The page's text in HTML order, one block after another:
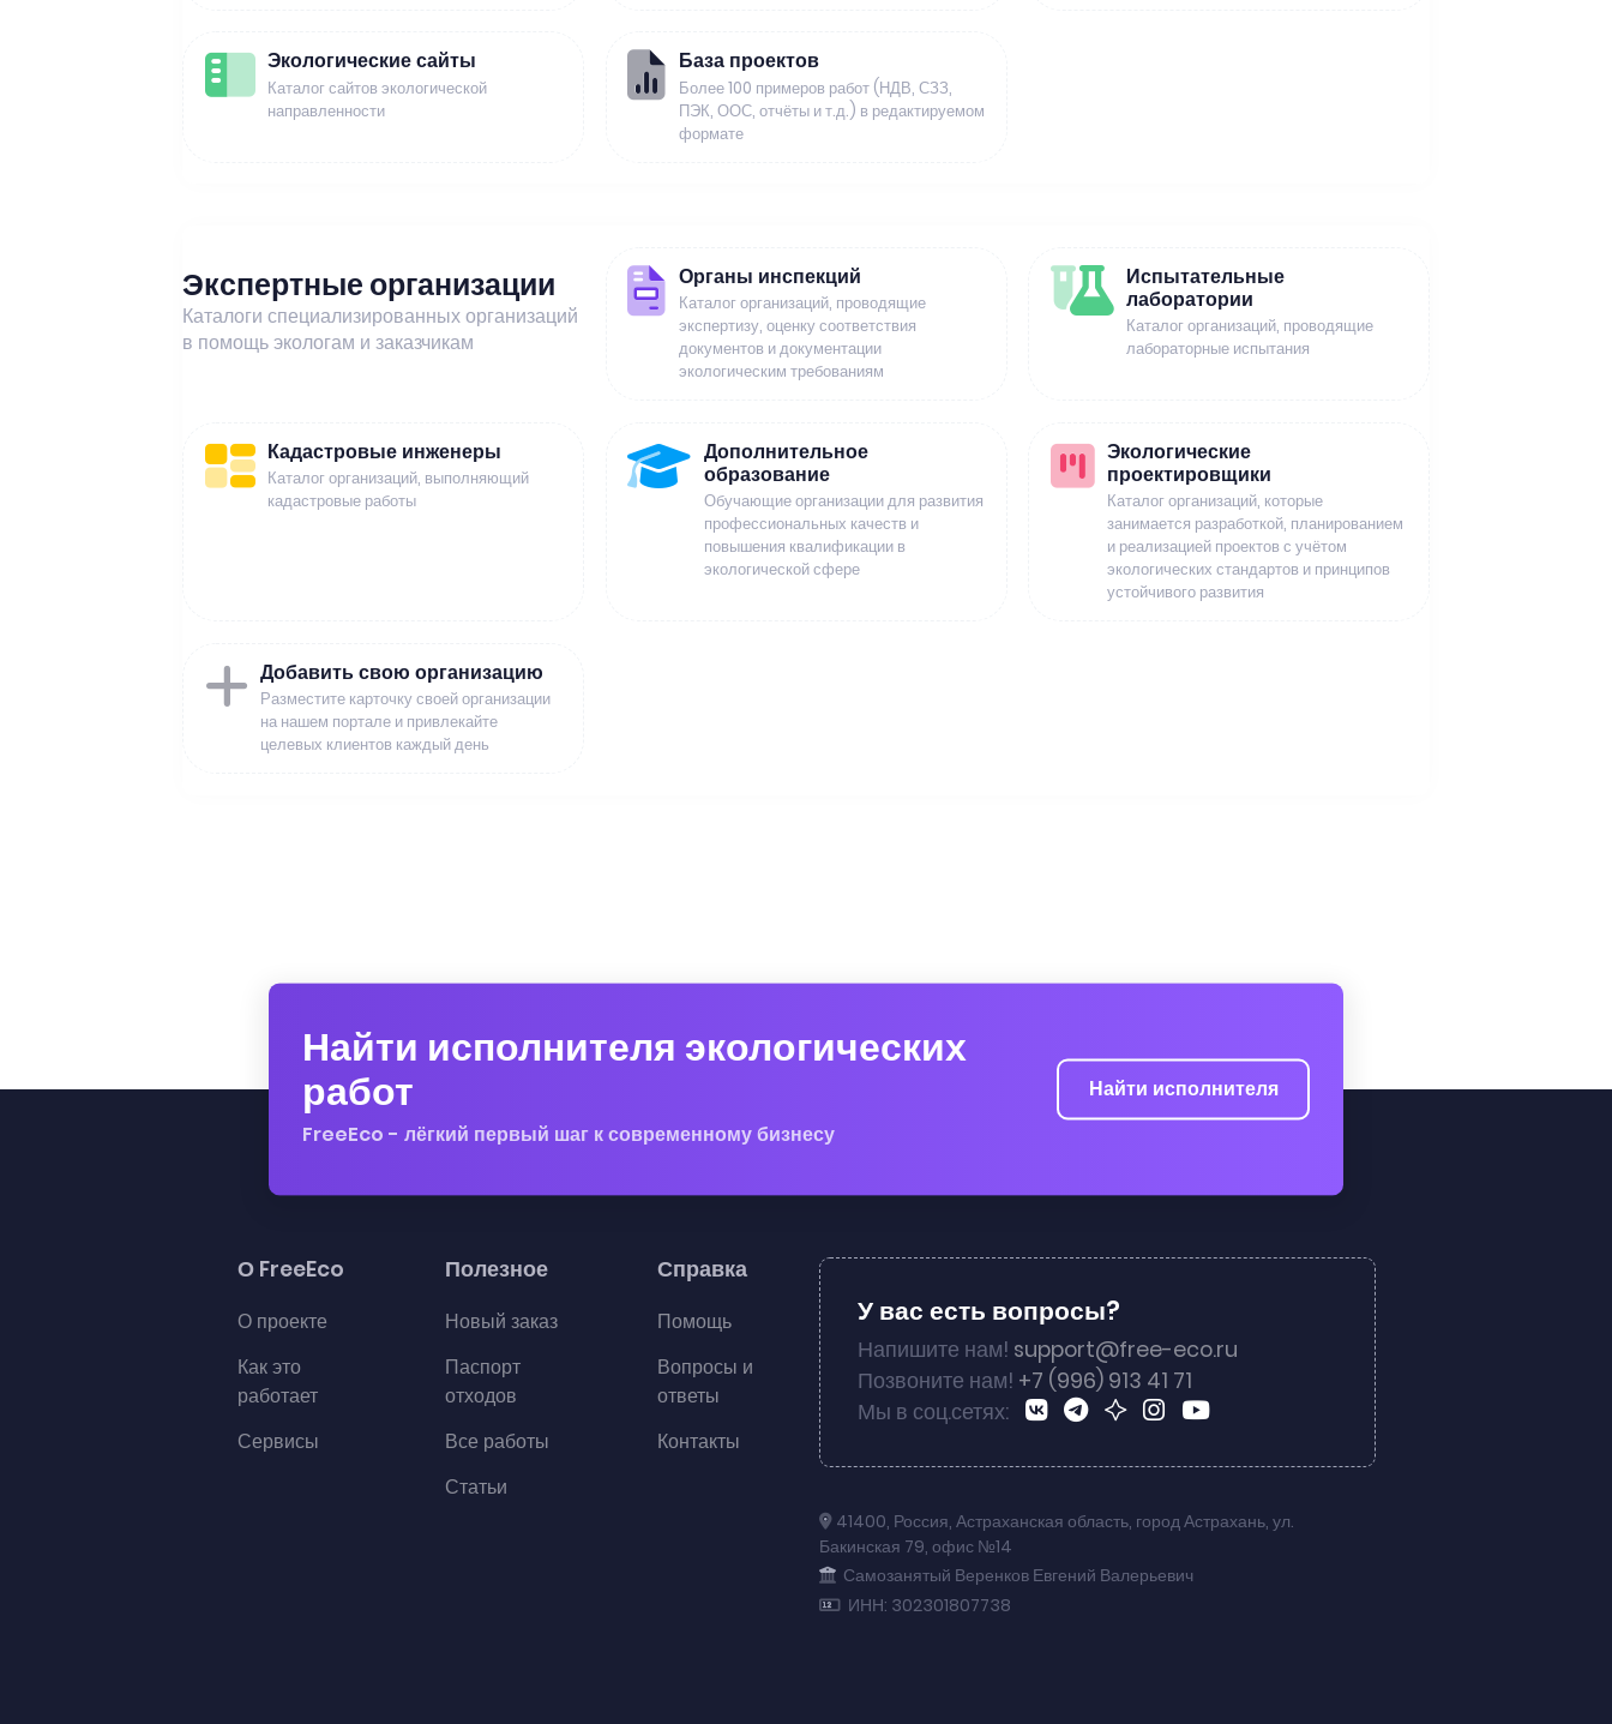
Экологические сайты
Каталог сайтов экологической
направленности
База проектов
Более 100 примеров работ (НДВ, СЗЗ,
ПЭК, ООС, отчёты и т.д.) в редактируемом
формате
Экспертные организации
Каталоги специализированных организаций
в помощь экологам и заказчикам
Органы инспекций
Каталог организаций, проводящие
экспертизу, оценку соответствия
документов и документации
экологическим требованиям
Испытательные
лаборатории
Каталог организаций, проводящие
лабораторные испытания
Кадастровые инженеры
Каталог организаций, выполняющий
кадастровые работы
Дополнительное
образование
Обучающие организации для развития
профессиональных качеств и
повышения квалификации в
экологической сфере
Экологические
проектировщики
Каталог организаций, которые
занимается разработкой, планированием
и реализацией проектов с учётом
экологических стандартов и принципов
устойчивого развития
Добавить свою организацию
Разместите карточку своей организации
на нашем портале и привлекайте
целевых клиентов каждый день
Найти исполнителя экологических
работ
FreeEco - лёгкий первый шаг к современному бизнесу
Найти исполнителя
О FreeEco
О проекте
Как это
работает
Сервисы
Полезное
Новый заказ
Паспорт
отходов
Все работы
Статьи
Справка
Помощь
Вопросы и
ответы
Контакты
У вас есть вопросы?
Напишите нам! support@free-eco.ru
Позвоните нам! +7 (996) 913 41 71
Мы в соц.сетях:
41400, Россия, Астраханская область, город Астрахань, ул.
Бакинская 79, офис №14
Самозанятый Веренков Евгений Валерьевич
ИНН: 302301807738